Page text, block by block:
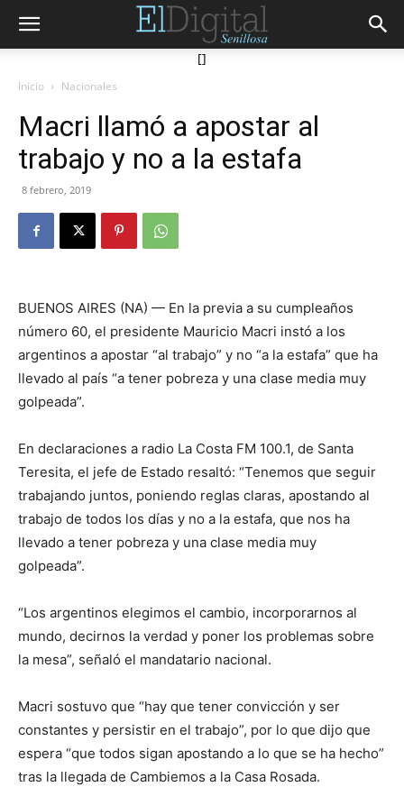
[]
Inicio Nacionales
Macri llamó a apostar al
trabajo y no a la estafa
8 febrero, 2019
BUENOS AIRES (NA) — En la previa a su cumpleaños
número 60, el presidente Mauricio Macri instó a los
argentinos a apostar “al trabajo” y no “a la estafa” que ha
llevado al país “a tener pobreza y una clase media muy
golpeada”.
En declaraciones a radio La Costa FM 100.1, de Santa
Teresita, el jefe de Estado resaltó: “Tenemos que seguir
trabajando juntos, poniendo reglas claras, apostando al
trabajo de todos los días y no a la estafa, que nos ha
llevado a tener pobreza y una clase media muy
golpeada”.
“Los argentinos elegimos el cambio, incorporarnos al
mundo, decirnos la verdad y poner los problemas sobre
la mesa”, señaló el mandatario nacional.
Macri sostuvo que “hay que tener convicción y ser
constantes y persistir en el trabajo”, por lo que dijo que
espera “que todos sigan apostando a lo que se ha hecho”
tras la llegada de Cambiemos a la Casa Rosada.